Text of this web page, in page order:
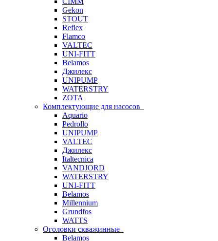
Gekon
STOUT
Reflex
Flamco
VALTEC
UNI-FITT
Belamos
Джилекс
UNIPUMP
WATERSTRY
ZOTA
Комплектующие для насосов
Aquario
Pedrollo
UNIPUMP
VALTEC
Джилекс
Italtecnica
VANDJORD
WATERSTRY
UNI-FITT
Belamos
Millennium
Grundfos
WATTS
Оголовки скважинные
Belamos